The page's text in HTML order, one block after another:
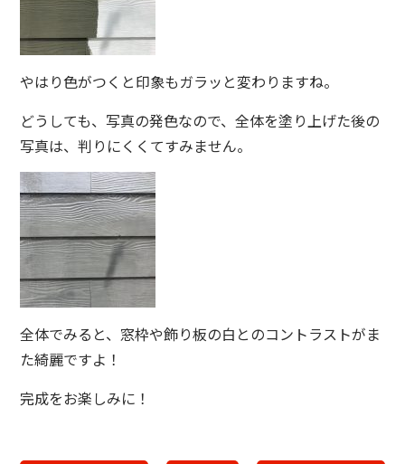
やはり色がつくと印象もガラッと変わりますね。
どうしても、写真の発色なので、全体を塗り上げた後の
写真は、判りにくくてすみません。
全体でみると、窓枠や飾り板の白とのコントラストがま
た綺麗ですよ！
完成をお楽しみに！